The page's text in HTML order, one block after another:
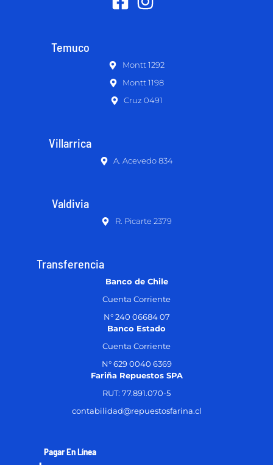
Temuco
Montt 1292
Montt 1198
Cruz 0491
Villarrica
A. Acevedo 834
Valdivia
R. Picarte 2379
Transferencia
Banco de Chile
Cuenta Corriente
N° 240 06684 07
Banco Estado
Cuenta Corriente
N° 629 0040 6369
Fariña Repuestos SPA
RUT: 77.891.070-5
contabilidad@repuestosfarina.cl
Pagar En Línea